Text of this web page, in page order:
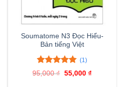
Soumatome N3 Đọc Hiểu-
Bản tiếng Việt
5.00trên 5
1
đánh giá
(1)
95,000₫ Giá
55,000 ₫Giá